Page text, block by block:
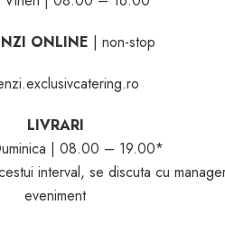
ONLINE | non-stop
LIVRARI
| 08.00 – 19.00*
interval, se discuta cu
eveniment